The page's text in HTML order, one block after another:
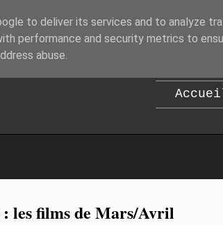
B
: les films de Mars/Avril
to deliver its services and to analyze
performance and security metrics to
abuse.